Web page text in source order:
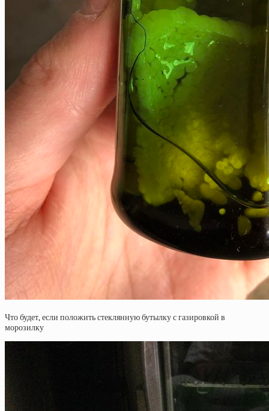
Что будет, если положить стеклянную бутылку с газировкой в
морозилку